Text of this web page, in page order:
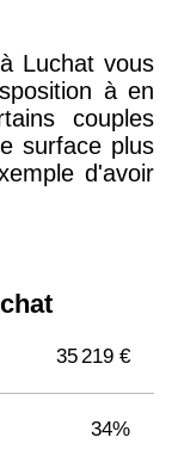
Luchat vous
à en
couples
surface plus
d'avoir
35 219 €
34%